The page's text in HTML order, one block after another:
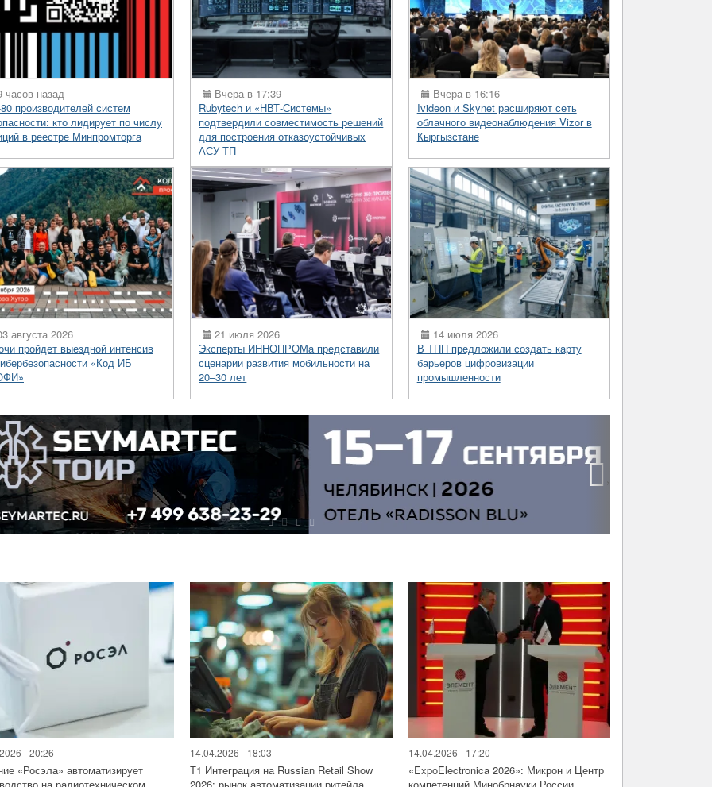
часов назад
производителей систем
кто лидирует по числу
в реестре Минпромторга
Вчера в 17:39
Rubytech и «НВТ-Системы»
подтвердили совместимость решений
для построения отказоустойчивых
АСУ ТП
Вчера в 16:16
Ivideon и Skynet расширяют сеть
облачного видеонаблюдения Vizor в
Кыргызстане
августа 2026
пройдет выездной интенсив
«Код ИБ
21 июля 2026
Эксперты ИННОПРОМа представили
сценарии развития мобильности на
20–30 лет
14 июля 2026
В ТПП предложили создать карту
барьеров цифровизации
промышленности
›
- 20:26
«Росэла» автоматизирует
14.04.2026 - 18:03
Т1 Интеграция на Russian Retail Show
14.04.2026 - 17:20
«ExpoElectronica 2026»: Микрон и Центр